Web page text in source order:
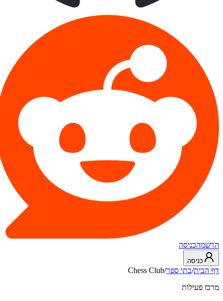
הרשמהכניסה
כניסה
דף הבית/בתי ספר/
Chess Club
מרכז פעילות